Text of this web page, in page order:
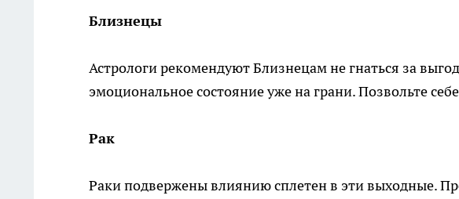
Близнецы
Астрологи рекомендуют Близнецам не гнаться за
эмоциональное состояние уже на грани. Позвольте
Рак
Раки подвержены влиянию сплетен в эти выходные.